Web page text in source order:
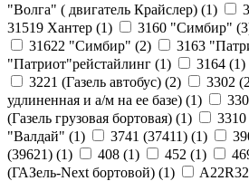
"Волга" ( двигатель Крайслер) (1)
31519 Хантер (1) 3160 "Симбир" (3
31622 "Симбир" (2) 3163
"Патриот"рейстайлинг (1) 3164 (1)
3221 (Газель автобус) (2) 3302 (2
удлиненная и а/м на ее базе) (1)
(Газель грузовая бортовая) (1)
"Валдай" (1) 3741 (37411) (1)
(39621) (1) 408 (1) 452 (1)
(ГАЗель-Next бортовой) (1)